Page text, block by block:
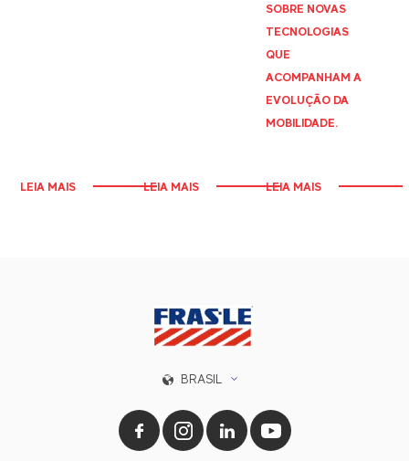
LEIA MAIS LEIA MAIS
SOBRE NOVAS
TECNOLOGIAS
QUE
ACOMPANHAM A
EVOLUÇÃO DA
MOBILIDADE.
LEIA MAIS
BRASIL